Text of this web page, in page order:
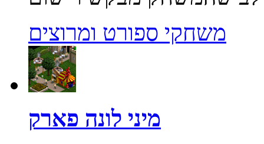
משחקי ספורט ומרוצים
מיני לונה פארק